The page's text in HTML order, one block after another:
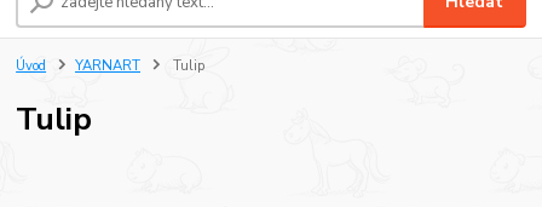
Úvod YARNART Tulip
Tulip